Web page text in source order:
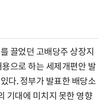
끌었던 고배당주 상장지
으로 하는 세제개편안 발
다. 정부가 발표한 배당소
기대에 미치지 못한 영향